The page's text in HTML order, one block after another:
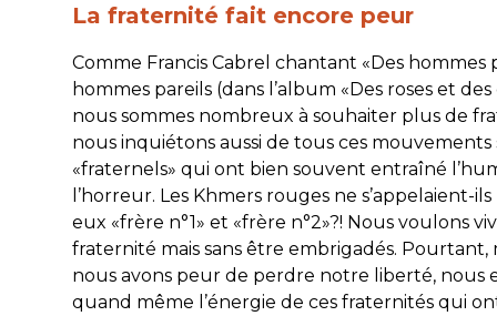
La fraternité fait encore peur
Comme Francis Cabrel chantant «Des hommes
hommes pareils (dans l’album «Des roses et
nous sommes nombreux à souhaiter plus de
nous inquiétons aussi de tous ces mouvements
«fraternels» qui ont bien souvent entraîné
l’horreur. Les Khmers rouges ne s’appelaient-
eux «frère n°1» et «frère n°2»?! Nous voulons
fraternité mais sans être embrigadés. Pourtant,
nous avons peur de perdre notre liberté, nous
quand même l’énergie de ces fraternités qui